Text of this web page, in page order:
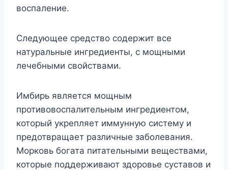
воспаление.
Следующее средство содержит все
натуральные ингредиенты, с мощными
лечебными свойствами.
Имбирь является мощным
противовоспалительным ингредиентом,
который укрепляет иммунную систему и
предотвращает различные заболевания.
Морковь богата питательными веществами,
которые поддерживают здоровье суставов и